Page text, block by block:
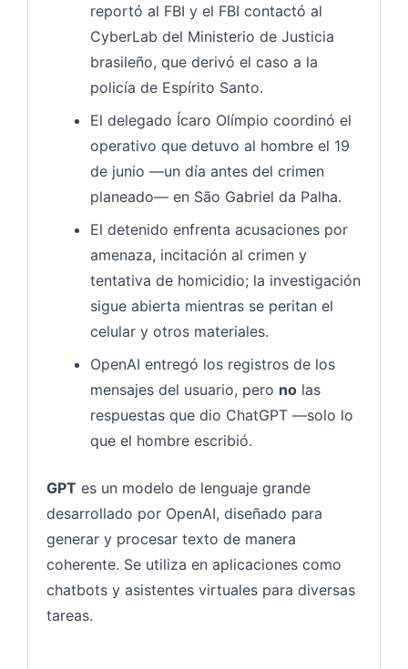
reportó al FBI y el FBI contactó al
CyberLab del Ministerio de Justicia
brasileño, que derivó el caso a la
policía de Espírito Santo.
El delegado Ícaro Olímpio coordinó el
operativo que detuvo al hombre el 19
de junio —un día antes del crimen
planeado— en São Gabriel da Palha.
El detenido enfrenta acusaciones por
amenaza, incitación al crimen y
tentativa de homicidio; la investigación
sigue abierta mientras se peritan el
celular y otros materiales.
OpenAI entregó los registros de los
mensajes del usuario, pero no las
respuestas que dio ChatGPT —solo lo
que el hombre escribió.
GPT es un modelo de lenguaje grande
desarrollado por OpenAI, diseñado para
generar y procesar texto de manera
coherente. Se utiliza en aplicaciones como
chatbots y asistentes virtuales para diversas
tareas.